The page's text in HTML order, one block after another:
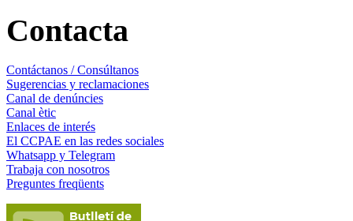
Contacta
Contáctanos / Consúltanos
Sugerencias y reclamaciones
Canal de denúncies
Canal ètic
Enlaces de interés
El CCPAE en las redes sociales
Whatsapp y Telegram
Trabaja con nosotros
Preguntes freqüents